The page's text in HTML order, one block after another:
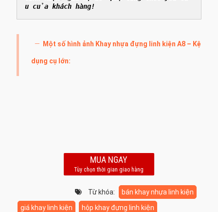
u của khách hàng!
Một số hình ảnh Khay nhựa đựng linh kiện A8 – Kệ
dụng cụ lớn:
MUA NGAY
Tùy chọn thời gian giao hàng
Từ khóa:
bán khay nhựa linh kiện
giá khay linh kiện
hộp khay đựng linh kiện